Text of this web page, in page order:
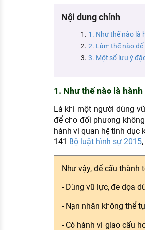
Chính sách lao động
KHÁM PHÁ NGHỀ NGHIỆP
HƯỚNG NGHIỆP VIỆC LÀM
Đặc trưng từng nghề
Xu hướng việc làm
XÂY DỰNG VÀ PHÁT TRIỂN ĐỘI NGŨ
Nội dung chính
1. Như thế nào là
2. Làm thế nào
3. Một số lưu ý
1. Như thế nào là
Là khi một người dùng
để cho đối phương
hành vi quan hệ tình dục
141 Bộ luật hình sự 2015,
Như vậy, để cấu thành
- Dùng vũ lực, đe dọa
- Nạn nhân không thể
- Có hành vi giao cấu